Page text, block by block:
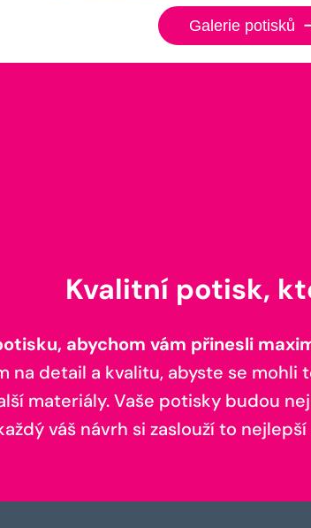
Galerie potisků
Kvalitní potisk,
abychom vám přinesli
na detail a kvalitu, abyste se
materiály. Vaše potisky budou
váš návrh si zaslouží to